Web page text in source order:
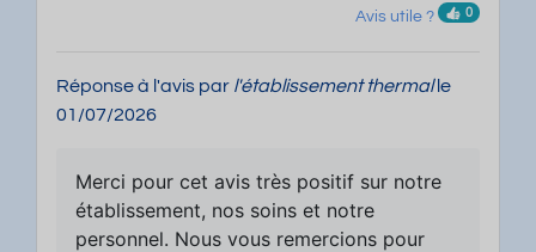
Avis utile ? 0
Réponse à l'avis par l'établissement thermalle
01/07/2026
Merci pour cet avis très positif sur notre
établissement, nos soins et notre
personnel. Nous vous remercions pour